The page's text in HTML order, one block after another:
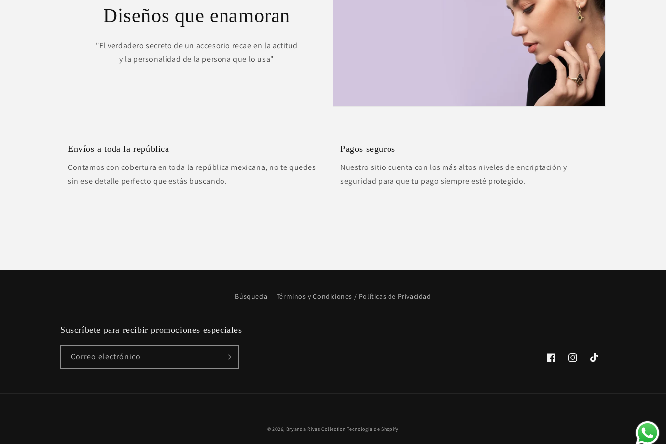
Diseños que enamoran
"El verdadero secreto de un accesorio recae en la actitud
y la personalidad de la persona que lo usa"
Envíos a toda la república
Contamos con cobertura en toda la república mexicana, no te quedes
sin ese detalle perfecto que estás buscando.
Pagos seguros
Nuestro sitio cuenta con los más altos niveles de encriptación y
seguridad para que tu pago siempre esté protegido.
Búsqueda Términos y Condiciones / Políticas de Privacidad
Suscríbete para recibir promociones especiales
Correo electrónico
FacebookInstagramTikTok
© 2026, Bryanda Rivas Collection Tecnología de Shopify